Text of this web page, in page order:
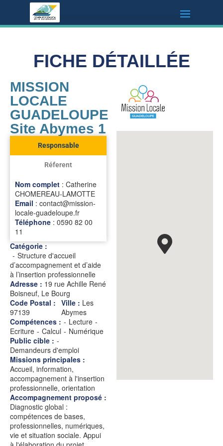
FICHE DÉTAILLÉE
MISSION
LOCALE
GUADELOUPE
Site Abymes 1
Responsable
Réferent
Nom complet : Catherine
CHOMEREAU-LAMOTTE
Email : contact@mission-
locale-guadeloupe.fr
Téléphone : 0590 82 00
11
Catégorie :
Structure d'accueil
d’accompagnement et d’aide
à l’insertion professionnelle
Adresse : 19 rue Achille René
Boisneuf, Le Bourg
Code Postal :
97139
Ville : Les
Abymes
Compétences : - Lecture -
Ecriture - Calcul - Numérique
Public cible : -
Demandeurs d'emploi
Missions principales :
Accueil, information,
accompagnement à l'insertion
professionnelle, orientation
Accompagnement proposé :
Diagnostic global :
compétences de bases,
professionnelles, numériques,
vie et situation sociale. Appui